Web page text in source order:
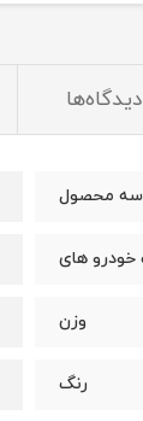
دیدگاه‌ها
محصول
های
وزن
رنگ